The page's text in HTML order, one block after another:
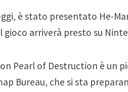
è stato presentato He-
arriverà presto su
Pearl of Destruction è un
Bureau, che si sta